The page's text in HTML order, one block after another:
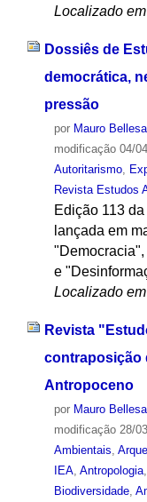
Localizado em
Dossiês de
democrática,
pressão
por Mauro Bellesa
modificação04/
Autoritarismo,
Revista Estudos
Edição 113
lançada em
e
Localizado em
Revista
contraposição
Antropoceno
por Mauro Bellesa
modificação28/
Ambientais
IEA, Antropologia,
Biodiversidade,